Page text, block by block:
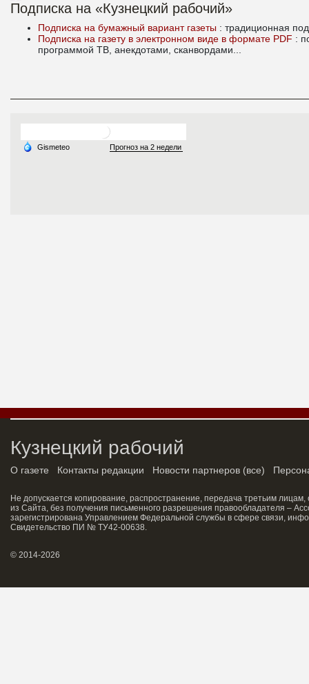
Подписка на «Кузнецкий рабочий»
Подписка на бумажный вариант газеты : традиционная
Подписка на газету в электронном виде в формате PDF :
программой ТВ, анекдотами, сканвордами...
Кузнецкий рабочий
О газете Контакты редакции Новости партнеров (все)
Не допускается копирование, распространение, передача третьим
из Сайта, без получения письменного разрешения правообладателя –
зарегистрирована Управлением Федеральной службы в сфере связи,
Свидетельство ПИ № ТУ42-00638.
© 2014-2026